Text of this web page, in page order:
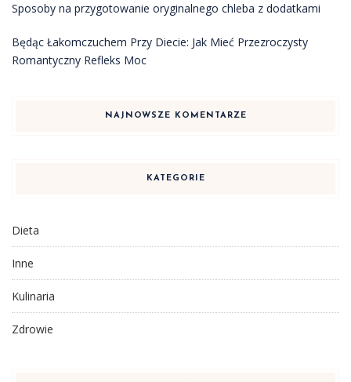
Sposoby na przygotowanie oryginalnego chleba z dodatkami
Będąc Łakomczuchem Przy Diecie: Jak Mieć Przezroczysty
Romantyczny Refleks Moc
NAJNOWSZE KOMENTARZE
KATEGORIE
Dieta
Inne
Kulinaria
Zdrowie